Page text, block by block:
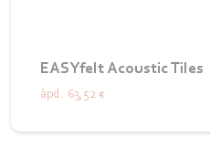
EASYfelt Acoustic Tiles
àpd. 63,52 €